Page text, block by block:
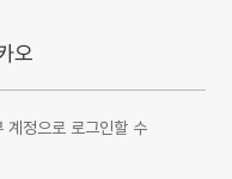
계정으로 로그인할 수